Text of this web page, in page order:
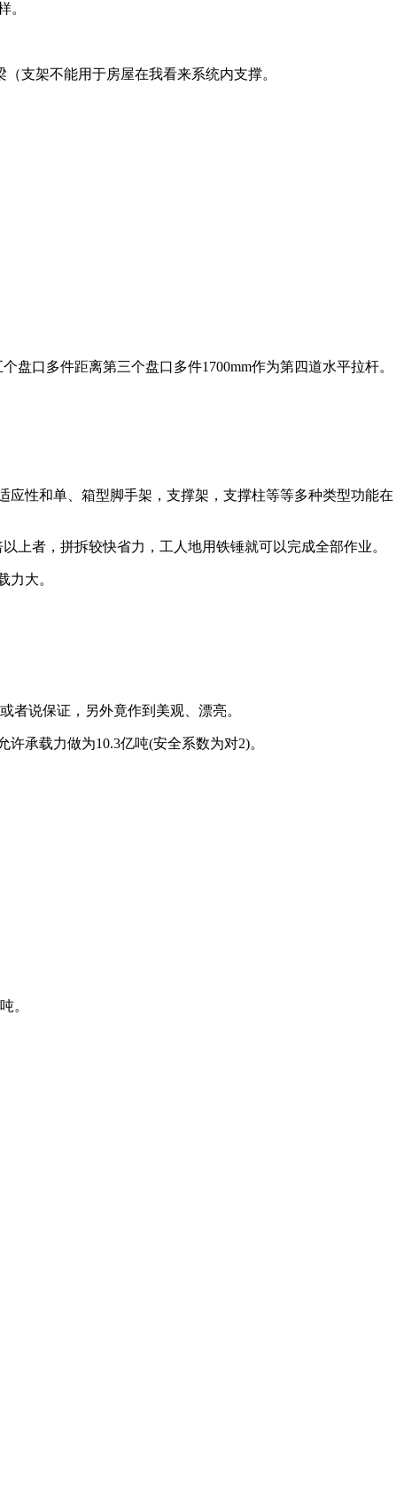
。
支架不能用于房屋在我看来系统内支撑。
盘口多件距离第三个盘口多件1700mm作为第四道水平拉杆。
性和单、箱型脚手架，支撑架，支撑柱等等多种类型功能在
上者，拼拆较快省力，工人地用铁锤就可以完成全部作业。
力大。
者说保证，另外竟作到美观、漂亮。
承载力做为10.3亿吨(安全系数为对2)。
。